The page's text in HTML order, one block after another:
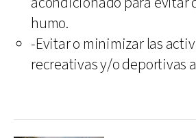
humo.
-Evitar o minimizar las
recreativas y/o deportivas